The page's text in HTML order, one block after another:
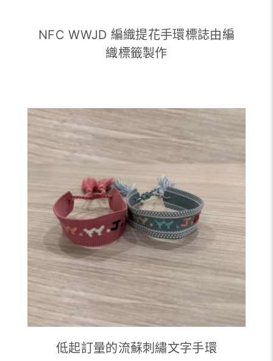
NFC WWJD 編織提花手環標誌由編
織標籤製作
低起訂量的流蘇刺繡文字手環